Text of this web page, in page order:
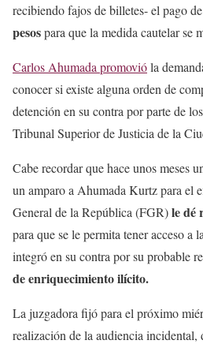
recibiendo fajos de billetes- el pago
pesospara que la medida cautelar se
Carlos Ahumada promovióla
conocer si existe alguna orden de
detención en su contra por parte de
Tribunal Superior de Justicia de la
Cabe recordar que hace unos meses
un amparo a Ahumada Kurtz para el
General de la República (FGR)le dé
para que se le permita tener acceso a
integró en su contra por su probable
de enriquecimiento ilícito.
La juzgadora fijó para el próximo
realización de la audiencia incidental,